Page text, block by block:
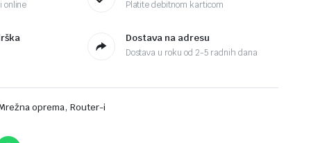
online Platite debitnom karticom
Dostava na adresu
Dostava u roku od 2-5 radnih dana
oprema, Router-i